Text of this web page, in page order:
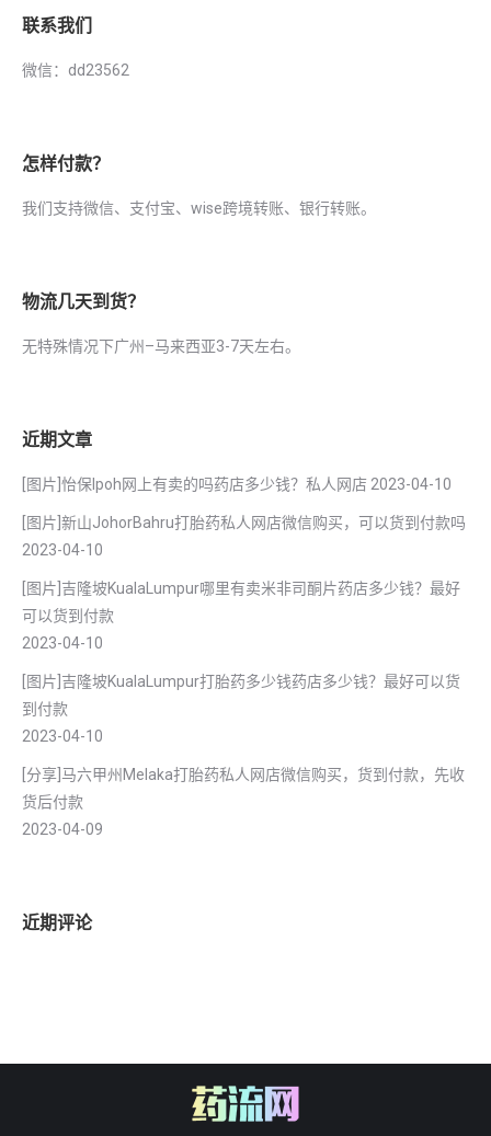
联系我们
微信：dd23562
怎样付款？
我们支持微信、支付宝、wise跨境转账、银行转账。
物流几天到货？
无特殊情况下广州–马来西亚3-7天左右。
近期文章
[图片]怡保lpoh网上有卖的吗药店多少钱？私人网店 2023-04-10
[图片]新山JohorBahru打胎药私人网店微信购买，可以货到付款吗
2023-04-10
[图片]吉隆坡KualaLumpur哪里有卖米非司酮片药店多少钱？最好
可以货到付款
2023-04-10
[图片]吉隆坡KualaLumpur打胎药多少钱药店多少钱？最好可以货
到付款
2023-04-10
[分享]马六甲州Melaka打胎药私人网店微信购买，货到付款，先收
货后付款
2023-04-09
近期评论